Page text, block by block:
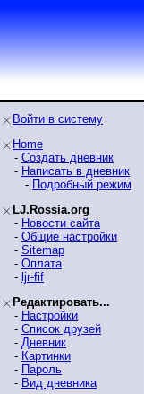
Войти в систему
Home
- Создать дневник
- Написать в дневник
- Подробный режим
LJ.Rossia.org
- Новости сайта
- Общие настройки
- Sitemap
- Оплата
- ljr-fif
Редактировать...
- Настройки
- Список друзей
- Дневник
- Картинки
- Пароль
- Вид дневника